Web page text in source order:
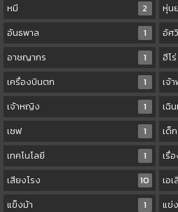
หมี
2 หุ่น
อันธพาล
1 อัศ
อาชญากร
1 ฮีโร่
เครื่องบินตก
1 เจ้
เจ้าหญิง
1 เฉิ
เชฟ
1 เด็ก
เทคโนโลยี
1 เรื่
เสียงโรง
10 เอ
แข็งม้า
1 แข่